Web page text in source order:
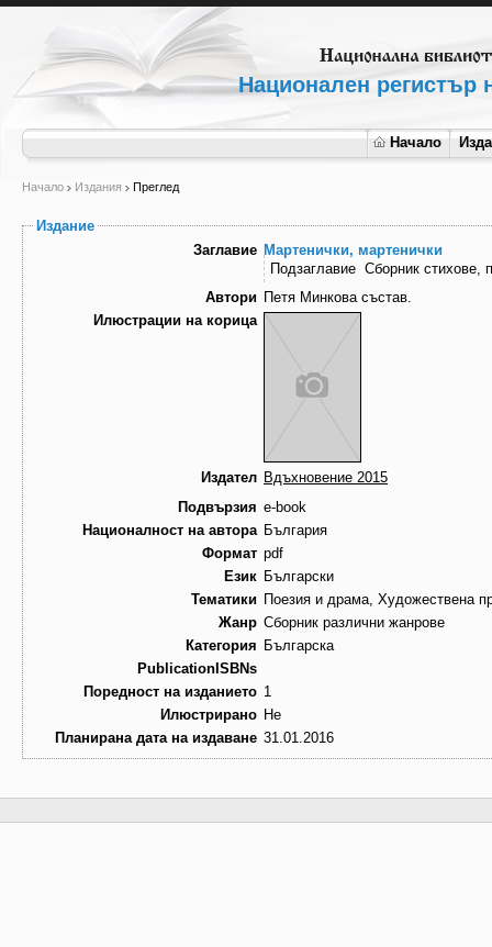
Национален регистър
Начало
Начало Издания Преглед
Издание
Заглавие Мартенички, мартенички
Подзаглавие Сборник стихове,
Автори Петя Минкова състав.
Илюстрации на корица
Издател Вдъхновение 2015
Подвързия e-book
Националност на автора България
Формат pdf
Език Български
Тематики Поезия и драма, Художествена
Жанр Сборник различни жанрове
Категория Българска
PublicationISBNs
Поредност на изданието 1
Илюстрирано Не
Планирана дата на издаване 31.01.2016